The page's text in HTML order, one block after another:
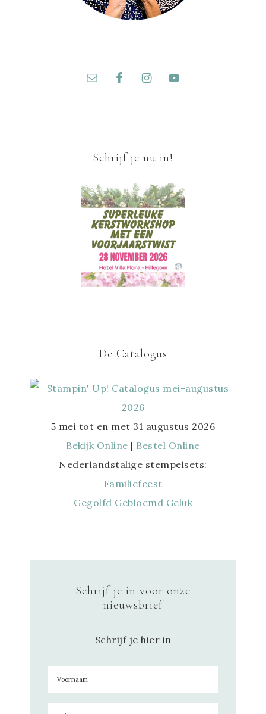
Schrijf je nu in!
De Catalogus
5 mei tot en met 31 augustus 2026
Bekijk Online | Bestel Online
Nederlandstalige stempelsets:
Familiefeest
Gegolfd Gebloemd Geluk
Schrijf je in voor onze
nieuwsbrief
Schrijf je hier in